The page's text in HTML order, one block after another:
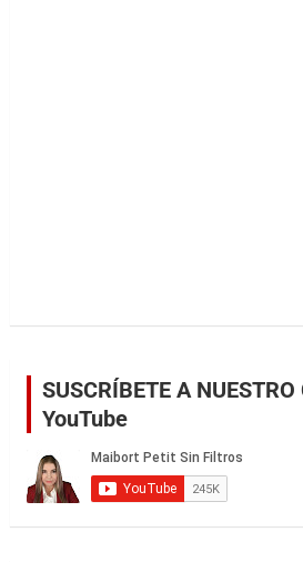
SUSCRÍBETE A
YouTube